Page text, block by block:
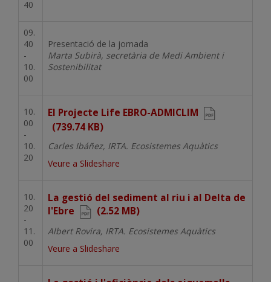
40
09.
40
-
10.
00
Presentació de la jornada
Marta Subirà, secretària de Medi Ambient i
Sostenibilitat
10.
00
-
10.
20
Document
El Projecte Life EBRO-ADMICLIM
(739.74 KB)
Carles Ibáñez, IRTA. Ecosistemes Aquàtics
Veure a Slideshare
10.
20
-
11.
00
Document
La gestió del sediment al riu i al Delta de
l'Ebre
(2.52 MB)
Albert Rovira, IRTA. Ecosistemes Aquàtics
Veure a Slideshare